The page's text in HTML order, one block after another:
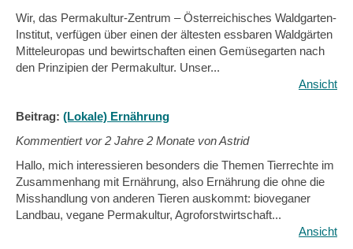
Wir, das Permakultur-Zentrum – Österreichisches Waldgarten-
Institut, verfügen über einen der ältesten essbaren Waldgärten
Mitteleuropas und bewirtschaften einen Gemüsegarten nach
den Prinzipien der Permakultur. Unser...
Ansicht
Beitrag: (Lokale) Ernährung
Kommentiert vor2 Jahre 2 Monate von Astrid
Hallo, mich interessieren besonders die Themen Tierrechte im
Zusammenhang mit Ernährung, also Ernährung die ohne die
Misshandlung von anderen Tieren auskommt: bioveganer
Landbau, vegane Permakultur, Agroforstwirtschaft...
Ansicht